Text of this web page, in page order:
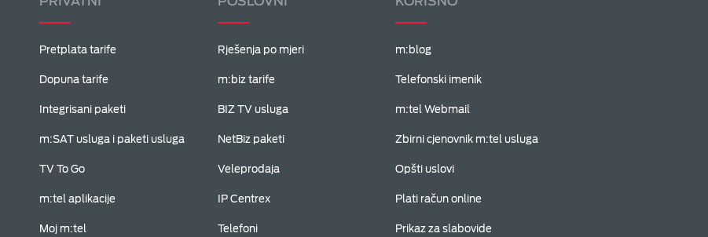
Pretplata tarife
Dopuna tarife
Integrisani paketi
m:SAT usluga i paketi usluga
TV To Go
m:tel aplikacije
Moj m:tel
Rješenja po mjeri
m:biz tarife
BIZ TV usluga
NetBiz paketi
Veleprodaja
IP Centrex
Telefoni
m:blog
Telefonski imenik
m:tel Webmail
Zbirni cjenovnik m:tel usluga
Opšti uslovi
Plati račun online
Prikaz za slabovide